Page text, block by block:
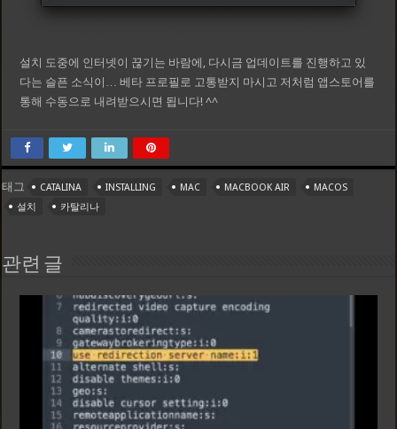
설치 도중에 인터넷이 끊기는 바람에, 다시금 업데이트를 진행하고 있
다는 슬픈 소식이… 베타 프로필로 고통받지 마시고 저처럼 앱스토어를
통해 수동으로 내려받으시면 됩니다! ^^
태그 CATALINA INSTALLING MAC MACBOOK AIR
MACOS
설치
카탈리나
관련 글